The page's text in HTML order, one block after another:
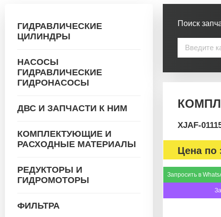
ГИДРАВЛИЧЕСКИЕ
ЦИЛИНДРЫ
НАСОСЫ
ГИДРАВЛИЧЕСКИЕ
ГИДРОНАСОСЫ
ДВС И ЗАПЧАСТИ К НИМ
КОМПЛЕКТУЮЩИЕ И
РАСХОДНЫЕ МАТЕРИАЛЫ
РЕДУКТОРЫ И
ГИДРОМОТОРЫ
ФИЛЬТРА
Поиск
XJAF-
Цена по
Запросить в